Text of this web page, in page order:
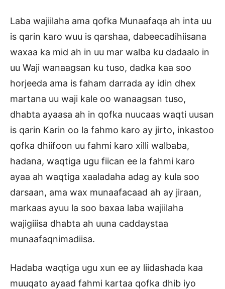
Laba wajiilaha ama qofka Munaafaqa ah inta uu
is qarin karo wuu is qarshaa, dabeecadihiisana
waxaa ka mid ah in uu mar walba ku dadaalo in
uu Waji wanaagsan ku tuso, dadka kaa soo
horjeeda ama is faham darrada ay idin dhex
martana uu waji kale oo wanaagsan tuso,
dhabta ayaasa ah in qofka nuucaas waqti uusan
is qarin Karin oo la fahmo karo ay jirto, inkastoo
qofka dhiifoon uu fahmi karo xilli walbaba,
hadana, waqtiga ugu fiican ee la fahmi karo
ayaa ah waqtiga xaaladaha adag ay kula soo
darsaan, ama wax munaafacaad ah ay jiraan,
markaas ayuu la soo baxaa laba wajiilaha
wajigiiisa dhabta ah uuna caddaystaa
munaafaqnimadiisa.
Hadaba waqtiga ugu xun ee ay liidashada kaa
muuqato ayaad fahmi kartaa qofka dhib iyo